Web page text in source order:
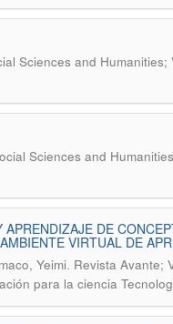
Sciences and
Sciences and
DE
VIRTUAL DE
Yeimi. Revista Avante;
para la ciencia